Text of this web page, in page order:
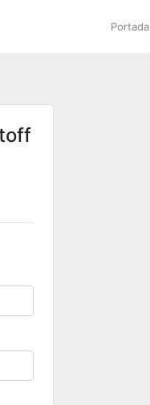
Portada